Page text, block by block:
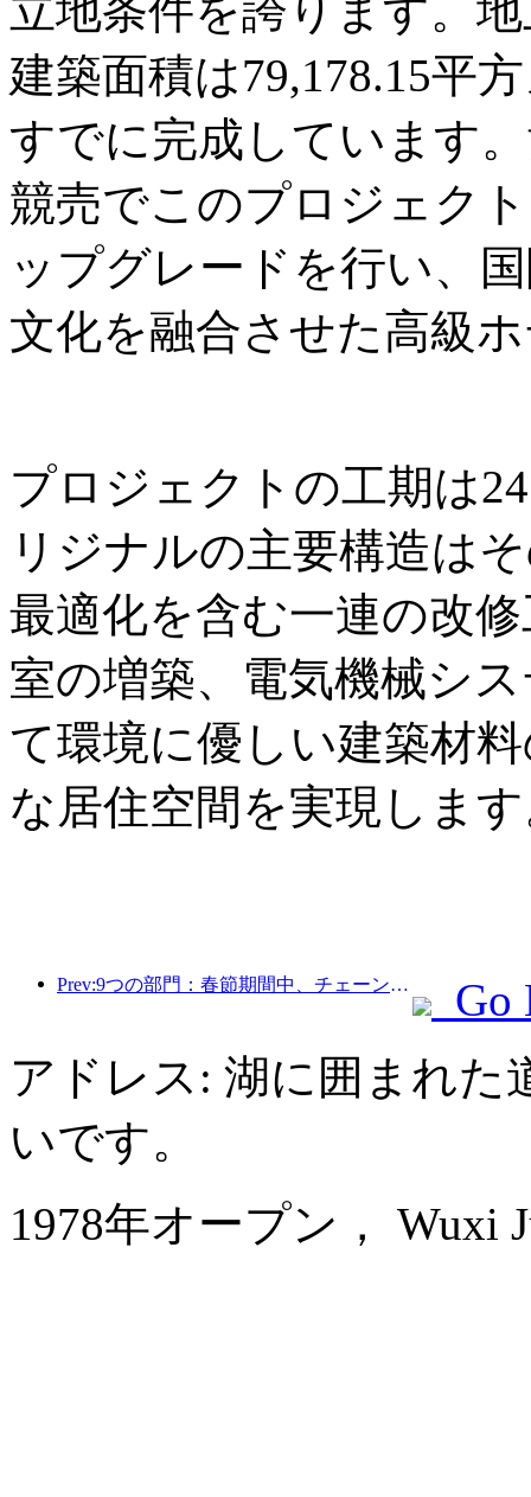
立地条件を誇ります。
建築面積は79,178.15平
すでに完成しています
競売でこのプロジェク
ップグレードを行い、
文化を融合させた高級
プロジェクトの工期は
リジナルの主要構造は
最適化を含む一連の改
室の増築、電気機械シ
て環境に優しい建築材
な居住空間を実現しま
Prev:9つの部門：春節期間中、チェーンホテルやブティックホームステイでは優遇措置が提供されます。
Go
アドレス: 湖に囲まれた
いです。
1978年オープン， Wuxi